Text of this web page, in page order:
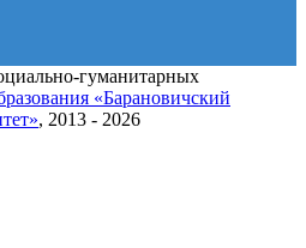
гуманитарных
«Барановичский
, 2013 - 2026